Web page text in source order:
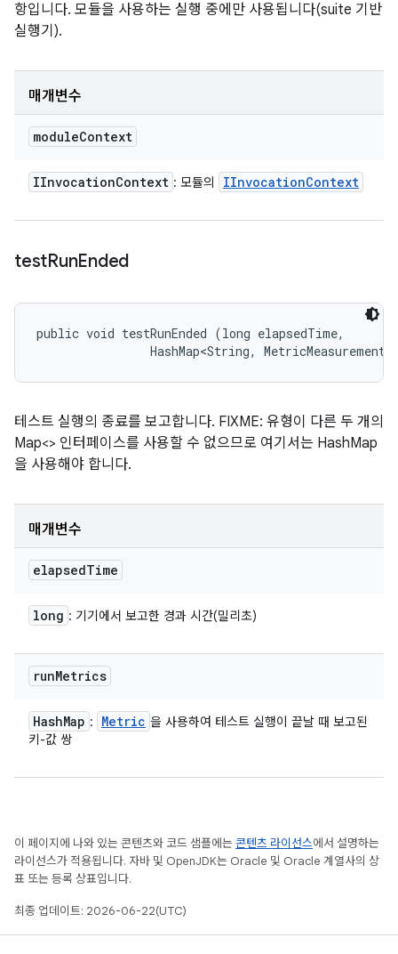
항입니다. 모듈을 사용하는 실행 중에만 사용됩니다(suite 기반
실행기).
매개변수
moduleContext
IInvocationContext : 모듈의 IInvocationContext
testRunEnded
public void testRunEnded (long elapsedTime,
HashMap<String,
테스트 실행의 종료를 보고합니다. FIXME: 유형이 다른 두 개의
Map<> 인터페이스를 사용할 수 없으므로 여기서는 HashMap
을 사용해야 합니다.
매개변수
elapsedTime
long : 기기에서 보고한 경과 시간(밀리초)
runMetrics
HashMap : Metric 을 사용하여 테스트 실행이 끝날 때 보고된
키-값 쌍
이 페이지에 나와 있는 콘텐츠와 코드 샘플에는 콘텐츠 라이선스에서 설명하는
라이선스가 적용됩니다. 자바 및 OpenJDK는 Oracle 및 Oracle 계열사의 상
표 또는 등록 상표입니다.
최종 업데이트: 2026-06-22(UTC)